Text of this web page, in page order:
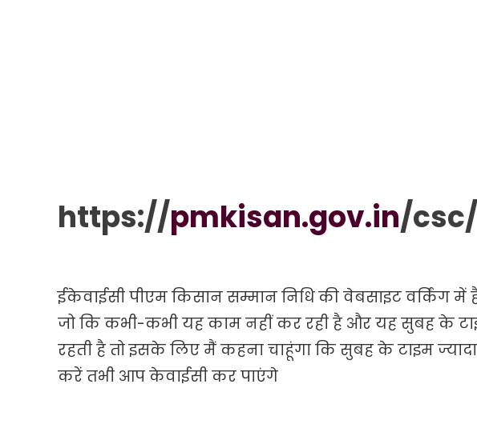
https://pmkisan.gov.in/
ईकेवाईसी पीएम किसान सम्मान निधि की वेबसाइट वर्किंग
जो कि कभी-कभी यह काम नहीं कर रही है और यह सुबह के
रहती है तो इसके लिए मैं कहना चाहूंगा कि सुबह के टाइम
करें तभी आप केवाईसी कर पाएंगे